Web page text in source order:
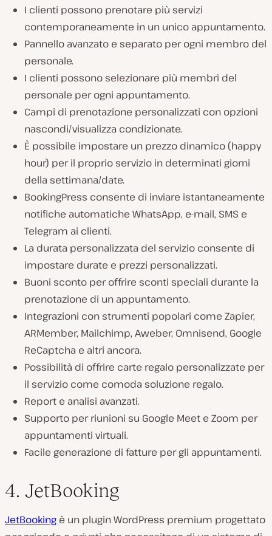
I clienti possono prenotare più servizi
contemporaneamente in un unico appuntamento.
Pannello avanzato e separato per ogni membro del
personale.
I clienti possono selezionare più membri del
personale per ogni appuntamento.
Campi di prenotazione personalizzati con opzioni
nascondi/visualizza condizionate.
È possibile impostare un prezzo dinamico (happy
hour) per il proprio servizio in determinati giorni
della settimana/date.
BookingPress consente di inviare istantaneamente
notifiche automatiche WhatsApp, e-mail, SMS e
Telegram ai clienti.
La durata personalizzata del servizio consente di
impostare durate e prezzi personalizzati.
Buoni sconto per offrire sconti speciali durante la
prenotazione di un appuntamento.
Integrazioni con strumenti popolari come Zapier,
ARMember, Mailchimp, Aweber, Omnisend, Google
ReCaptcha e altri ancora.
Possibilità di offrire carte regalo personalizzate per
il servizio come comoda soluzione regalo.
Report e analisi avanzati.
Supporto per riunioni su Google Meet e Zoom per
appuntamenti virtuali.
Facile generazione di fatture per gli appuntamenti.
4. JetBooking
JetBooking è un plugin WordPress premium progettato